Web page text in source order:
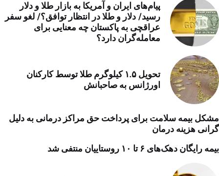
پیام‌های ایران و آمریکا به بازار طلا و دلار
رسید/ دلار و طلا در انتظار توافق؟/ لغو سفر
عراقچی به پاکستان چه معنایی برای
معامله‌گران دارد؟
تحویل ۱.۵ کیلوگرم طلا توسط کارکنان
اورژانس به صاحبانش
مشکل بیمه سلامت برای پرداخت حق مراکز درمانی به دلیل
گرانی هزینه درمان
بیمه رایگان دهک‌های ۶ تا ۱۰ روستاییان منتفی شد